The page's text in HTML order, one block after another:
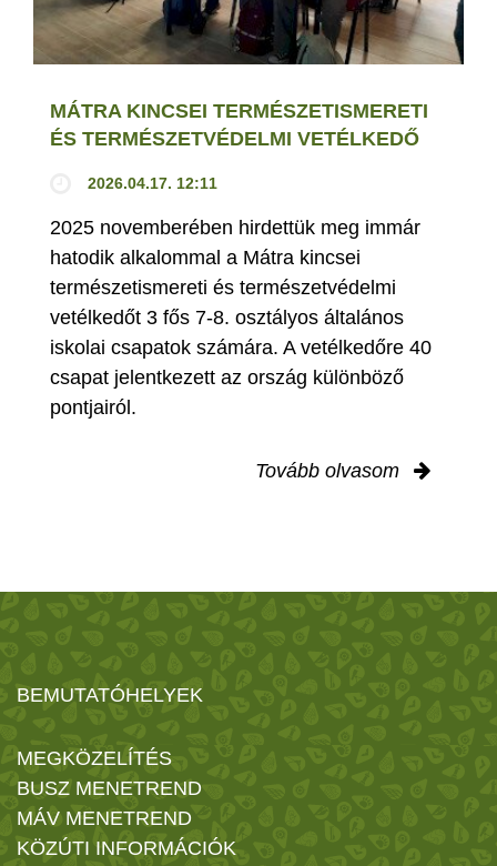
MÁTRA KINCSEI TERMÉSZETISMERETI
ÉS TERMÉSZETVÉDELMI VETÉLKEDŐ
2026.04.17. 12:11
2025 novemberében hirdettük meg immár
hatodik alkalommal a Mátra kincsei
természetismereti és természetvédelmi
vetélkedőt 3 fős 7-8. osztályos általános
iskolai csapatok számára. A vetélkedőre 40
csapat jelentkezett az ország különböző
pontjairól.
Tovább olvasom
BEMUTATÓHELYEK
MEGKÖZELÍTÉS
BUSZ MENETREND
MÁV MENETREND
KÖZÚTI INFORMÁCIÓK